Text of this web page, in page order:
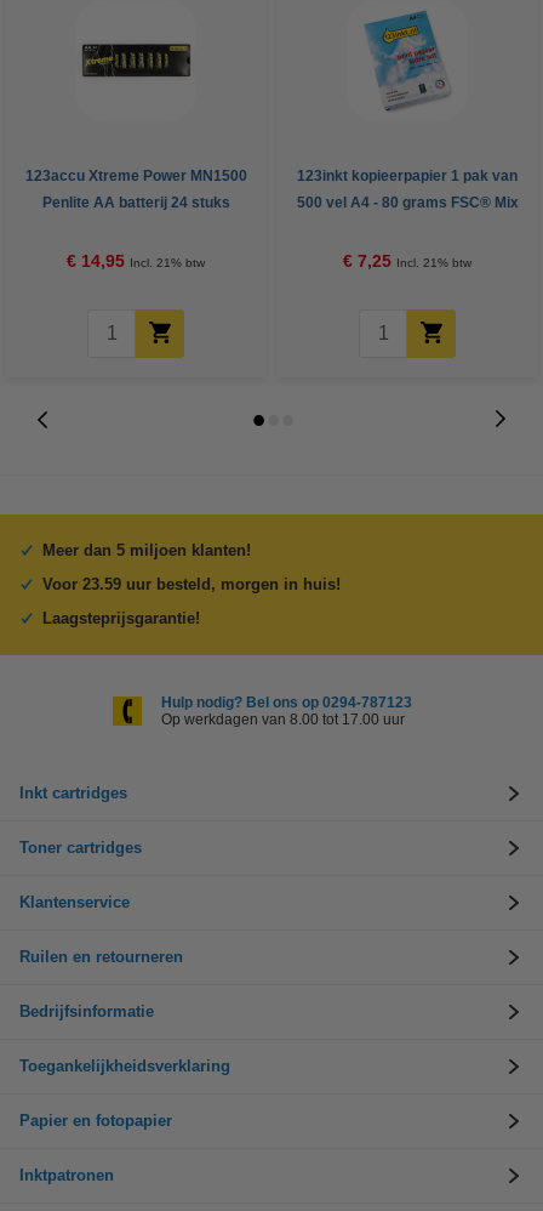
123accu Xtreme Power MN1500
Penlite AA batterij 24 stuks
€ 14,95 Incl. 21% btw
123inkt kopieerpapier 1 pak van
500 vel A4 - 80 grams FSC® Mix
€ 7,25 Incl. 21% btw
Meer dan 5 miljoen klanten!
Voor 23.59 uur besteld, morgen in huis!
Laagsteprijsgarantie!
Hulp nodig? Bel ons op 0294-787123
Op werkdagen van 8.00 tot 17.00 uur
Inkt cartridges
Toner cartridges
Klantenservice
Ruilen en retourneren
Bedrijfsinformatie
Toegankelijkheidsverklaring
Papier en fotopapier
Inktpatronen